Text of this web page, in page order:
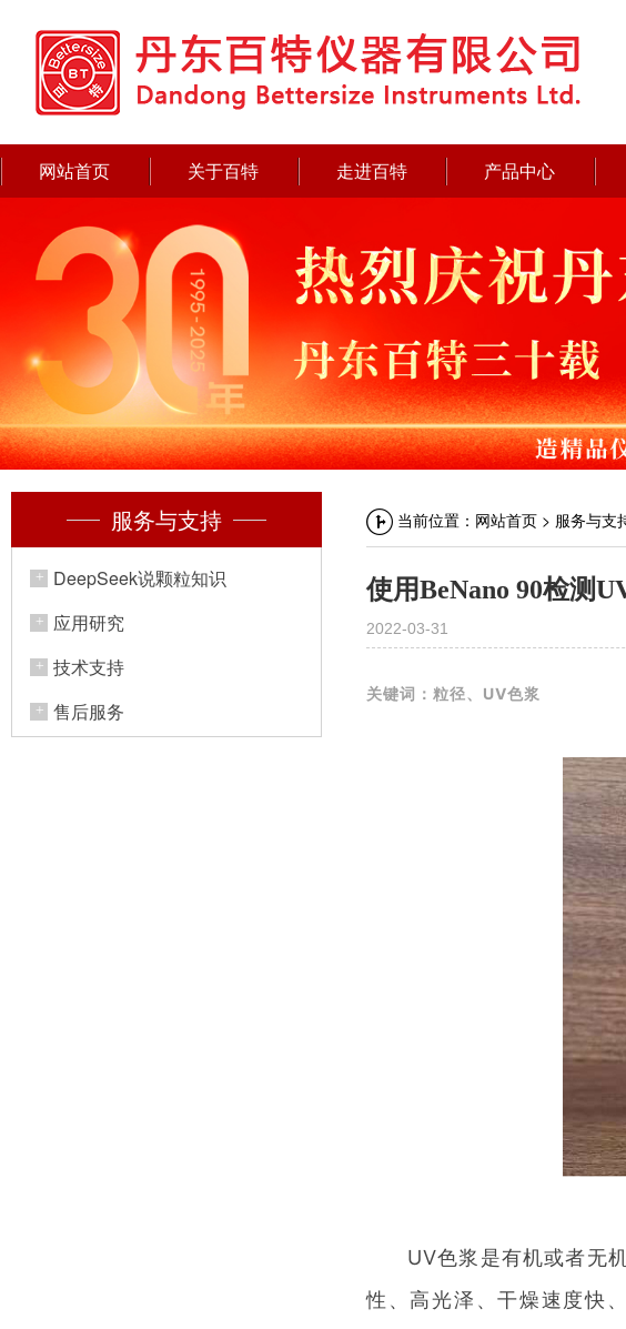
网站首页 关于百特 走进百特 产品中心
服务与支持
DeepSeek说颗粒知识
应用研究
技术支持
售后服务
当前位置： 网站首页 > 服务与支
使用BeNano 90检测
2022-03-31
关键词：粒径、UV色浆
UV色浆是有机或者无机
性、高光泽、干燥速度快